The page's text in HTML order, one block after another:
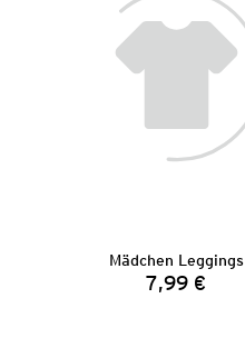
Mädchen Leggings
Preis:
7,99 €